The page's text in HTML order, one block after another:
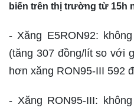
biến trên thị trường từ 15h
- Xăng E5RON92:
(tăng 307 đồng/lít so với
hơn xăng RON95-III 592
- Xăng RON95-III: